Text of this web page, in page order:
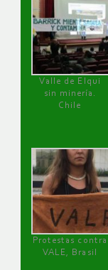
Valle de Elqui
sin minería.
Chile
Protestas contra
VALE, Brasil